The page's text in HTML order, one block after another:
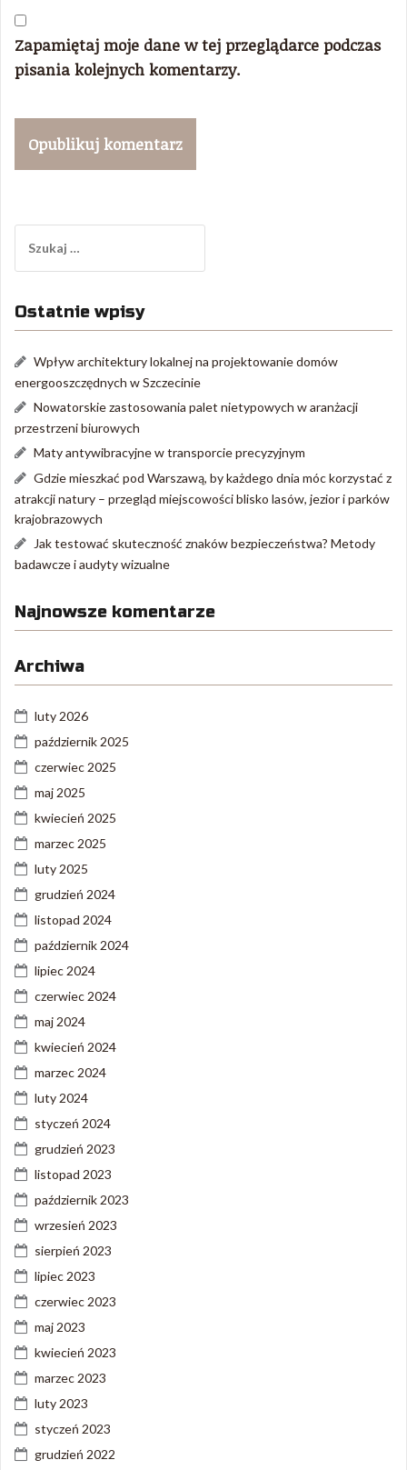
Zapamiętaj moje dane w tej przeglądarce podczas
pisania kolejnych komentarzy.
Ostatnie wpisy
Wpływ architektury lokalnej na projektowanie domów
energooszczędnych w Szczecinie
Nowatorskie zastosowania palet nietypowych w aranżacji
przestrzeni biurowych
Maty antywibracyjne w transporcie precyzyjnym
Gdzie mieszkać pod Warszawą, by każdego dnia móc korzystać z
atrakcji natury – przegląd miejscowości blisko lasów, jezior i parków
krajobrazowych
Jak testować skuteczność znaków bezpieczeństwa? Metody
badawcze i audyty wizualne
Najnowsze komentarze
Archiwa
luty 2026
październik 2025
czerwiec 2025
maj 2025
kwiecień 2025
marzec 2025
luty 2025
grudzień 2024
listopad 2024
październik 2024
lipiec 2024
czerwiec 2024
maj 2024
kwiecień 2024
marzec 2024
luty 2024
styczeń 2024
grudzień 2023
listopad 2023
październik 2023
wrzesień 2023
sierpień 2023
lipiec 2023
czerwiec 2023
maj 2023
kwiecień 2023
marzec 2023
luty 2023
styczeń 2023
grudzień 2022